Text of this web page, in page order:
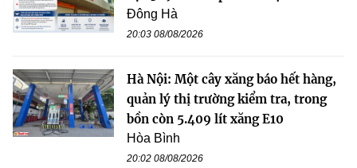
Đông Hà
20:03 08/08/2026
Hà Nội: Một cây xăng báo hết hàng,
quản lý thị trường kiểm tra, trong
bồn còn 5.409 lít xăng E10
Hòa Bình
20:02 08/08/2026